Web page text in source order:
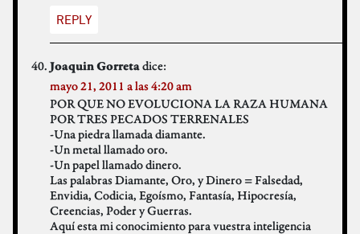
REPLY
Joaquin Gorretadice:
mayo 21, 2011 a las 4:20 am
POR QUE NO EVOLUCIONA LA RAZA HUMANA
POR TRES PECADOS TERRENALES
-Una piedra llamada diamante.
-Un metal llamado oro.
-Un papel llamado dinero.
Las palabras Diamante, Oro, y Dinero = Falsedad,
Envidia, Codicia, Egoísmo, Fantasía, Hipocresía,
Creencias, Poder y Guerras.
Aquí esta mi conocimiento para vuestra inteligencia